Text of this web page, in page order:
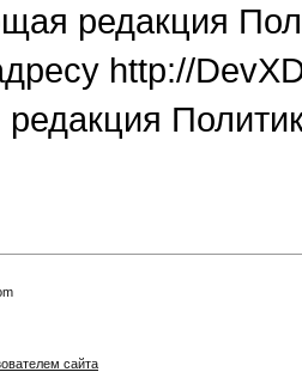
редакция
http://
сайта